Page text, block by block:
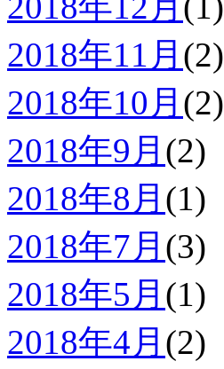
2018年11月 (2)
2018年10月 (2)
2018年9月 (2)
2018年8月 (1)
2018年7月 (3)
2018年5月 (1)
2018年4月 (2)